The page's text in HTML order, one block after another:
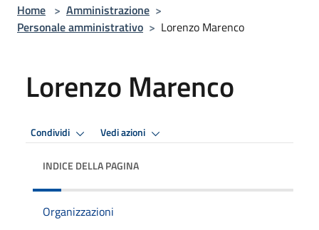
Home > Amministrazione >
Personale amministrativo > Lorenzo Marenco
Lorenzo Marenco
Condividi Vedi azioni
INDICE DELLA PAGINA
Organizzazioni